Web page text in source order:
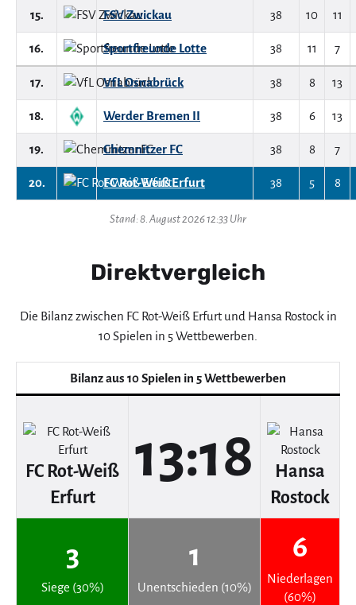
15. FSV Zwickau 38 10 11
16. Sportfreunde Lotte 38 11 7
17. VfL Osnabrück 38 8 13
18. Werder Bremen II 38 6 13
19. Chemnitzer FC 38 8 7
20. FC Rot-Weiß Erfurt 38 5 8
Stand: 8. August 2026 12:33 Uhr
Direktvergleich
Die Bilanz zwischen FC Rot-Weiß Erfurt und Hansa Rostock in
10 Spielen in 5 Wettbewerben.
Bilanz aus 10 Spielen in 5 Wettbewerben
FC Rot-Weiß
Erfurt
13:18
Hansa
Rostock
3
Siege (30%)
1
Unentschieden (10%)
6
Niederlagen
(60%)